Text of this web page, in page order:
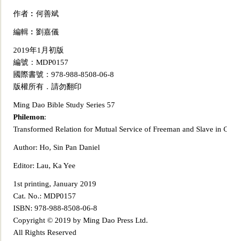
作者︰何善斌
編輯︰劉嘉儀
2019年1月初版
編號： MDP0157
國際書號：978-988-8508-06-8
版權所有．請勿翻印
Ming Dao Bible Study Series 57
Philemon:
Transformed Relation for Mutual Service of Freeman and Slave in
Author: Ho, Sin Pan Daniel
Editor: Lau, Ka Yee
1st printing, January 2019
Cat. No.: MDP0157
ISBN: 978-988-8508-06-8
Copyright © 2019 by Ming Dao Press Ltd.
All Rights Reserved